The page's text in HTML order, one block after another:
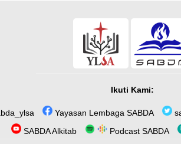
Ikuti Kami:
Yayasan Lembaga SABDA
SABDA Alkitab
Podcast SABDA